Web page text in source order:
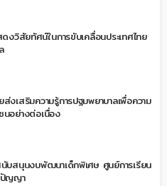
ดงวิสัยทัศน์ในการขับเคลื่อนประเทศไทย
งเสริมความรู้การปฐมพยาบาลเพื่อความ
นอย่างต่อเนื่อง
บสนุนงบพัฒนาเด็กพิเศษ ศูนย์การเรียน
ปัญญา